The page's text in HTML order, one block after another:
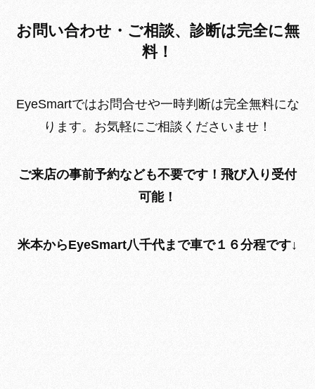
お問い合わせ・ご相談、診断は完全に無
料！
EyeSmartではお問合せや一時判断は完全無料にな
ります。お気軽にご相談くださいませ！
ご来店の事前予約なども不要です！飛び入り受付
可能！
米本からEyeSmart八千代まで車で１６分程です↓